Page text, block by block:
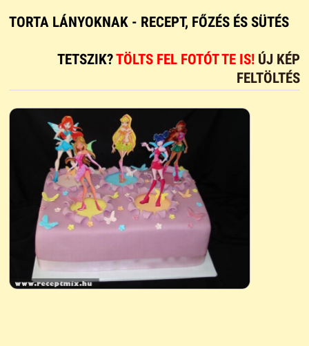
TORTA LÁNYOKNAK - RECEPT, FŐZÉS ÉS SÜTÉS
TETSZIK?TÖLTS FEL FOTÓT TE IS! ÚJ KÉP
FELTÖLTÉS